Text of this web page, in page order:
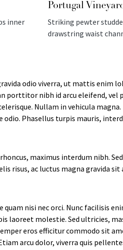
inner
Portugal
Striking pewter
drawstring waist
odio viverra, ut mattis enim
porttitor nibh id arcu eleifend, vel
Nullam in vehicula magna.
Phasellus turpis mauris,
maximus interdum nibh.
risus, ac luctus magna gravida sit
nisi nec orci. Nunc facilisis
laoreet molestie. Sed ultricies,
eros efficitur commodo sit
arcu dolor, viverra quis